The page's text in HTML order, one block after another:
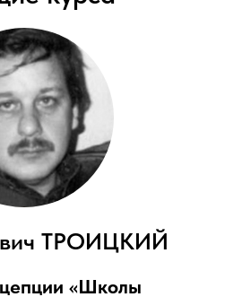
ТРОИЦКИЙ
«Школы